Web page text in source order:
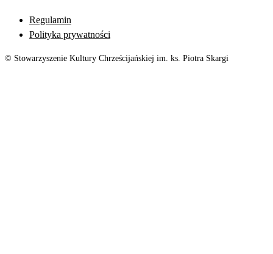
Regulamin
Polityka prywatności
© Stowarzyszenie Kultury Chrześcijańskiej im. ks. Piotra Skargi